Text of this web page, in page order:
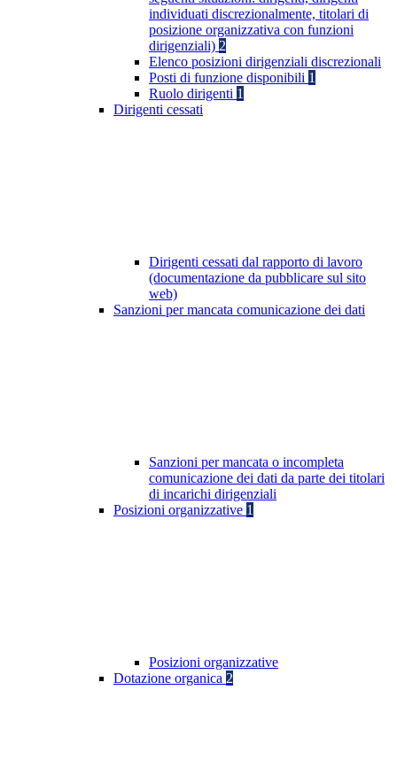
individuati discrezionalmente, titolari di
posizione organizzativa con funzioni
dirigenziali) 2
Elenco posizioni dirigenziali discrezionali
Posti di funzione disponibili 1
Ruolo dirigenti 1
Dirigenti cessati
Dirigenti cessati dal rapporto di lavoro
(documentazione da pubblicare sul sito
web)
Sanzioni per mancata comunicazione dei dati
Sanzioni per mancata o incompleta
comunicazione dei dati da parte dei titolari
di incarichi dirigenziali
Posizioni organizzative 1
Posizioni organizzative
Dotazione organica 2